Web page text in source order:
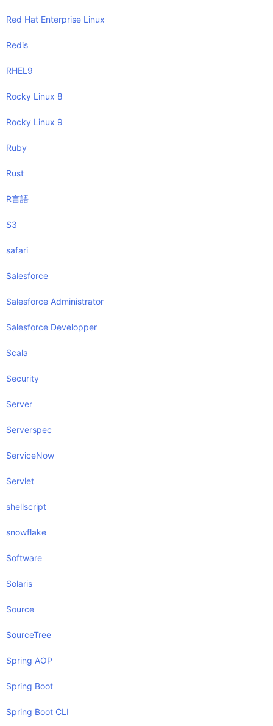
Red Hat Enterprise Linux
Redis
RHEL9
Rocky Linux 8
Rocky Linux 9
Ruby
Rust
R言語
S3
safari
Salesforce
Salesforce Administrator
Salesforce Developper
Scala
Security
Server
Serverspec
ServiceNow
Servlet
shellscript
snowflake
Software
Solaris
Source
SourceTree
Spring AOP
Spring Boot
Spring Boot CLI